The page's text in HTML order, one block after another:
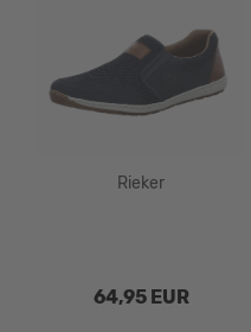
Rieker
64,95 EUR